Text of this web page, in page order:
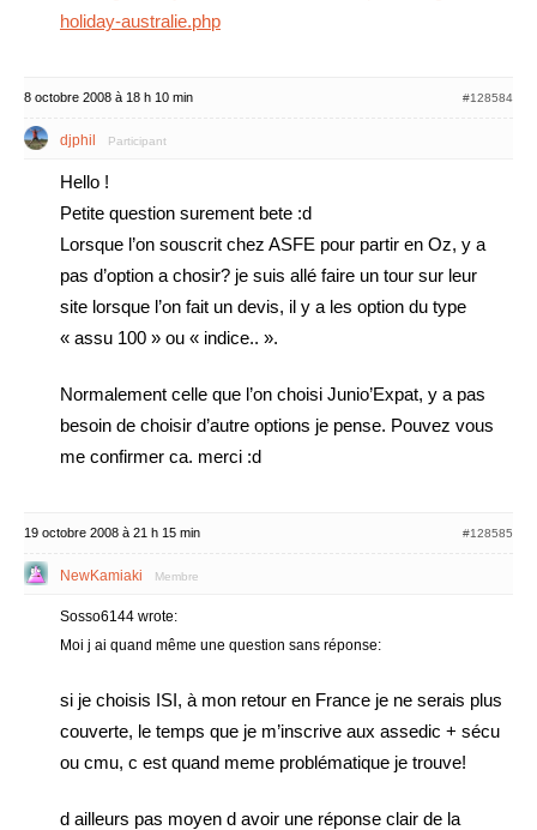
holiday-australie.php
8 octobre 2008 à 18 h 10 min #128584
djphil Participant
Hello !
Petite question surement bete :d
Lorsque l’on souscrit chez ASFE pour partir en Oz, y a
pas d’option a chosir? je suis allé faire un tour sur leur
site lorsque l’on fait un devis, il y a les option du type
« assu 100 » ou « indice.. ».
Normalement celle que l’on choisi Junio’Expat, y a pas
besoin de choisir d’autre options je pense. Pouvez vous
me confirmer ca. merci :d
19 octobre 2008 à 21 h 15 min #128585
NewKamiaki Membre
Sosso6144 wrote:
Moi j ai quand même une question sans réponse:
si je choisis ISI, à mon retour en France je ne serais plus
couverte, le temps que je m’inscrive aux assedic + sécu
ou cmu, c est quand meme problématique je trouve!
d ailleurs pas moyen d avoir une réponse clair de la